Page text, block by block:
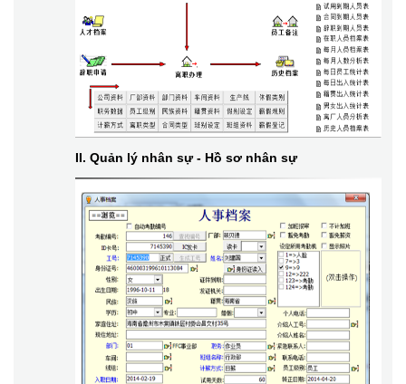
II. Quản lý nhân sự - Hồ sơ nhân sự